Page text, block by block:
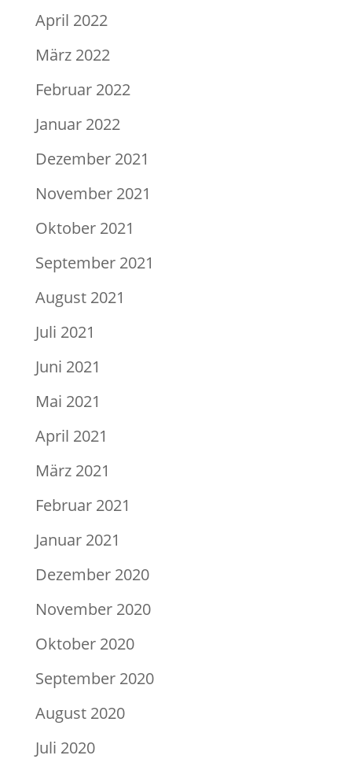
April 2022
März 2022
Februar 2022
Januar 2022
Dezember 2021
November 2021
Oktober 2021
September 2021
August 2021
Juli 2021
Juni 2021
Mai 2021
April 2021
März 2021
Februar 2021
Januar 2021
Dezember 2020
November 2020
Oktober 2020
September 2020
August 2020
Juli 2020